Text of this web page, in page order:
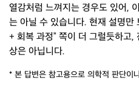
열감처럼 느껴지는 경우도 있어,
는 아닐 수 있습니다. 현재 설명만
+ 회복 과정” 쪽이 더 그럴듯하고
상은 아닙니다.
* 본 답변은 참고용으로 의학적 판단이